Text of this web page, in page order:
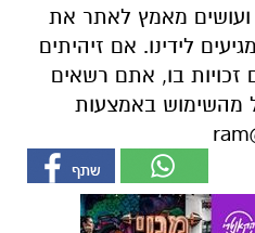
ועושים מאמץ לאתר את
לידינו. אם זיהיתים
זכויות בו, אתם רשאים
מהשימוש באמצעות